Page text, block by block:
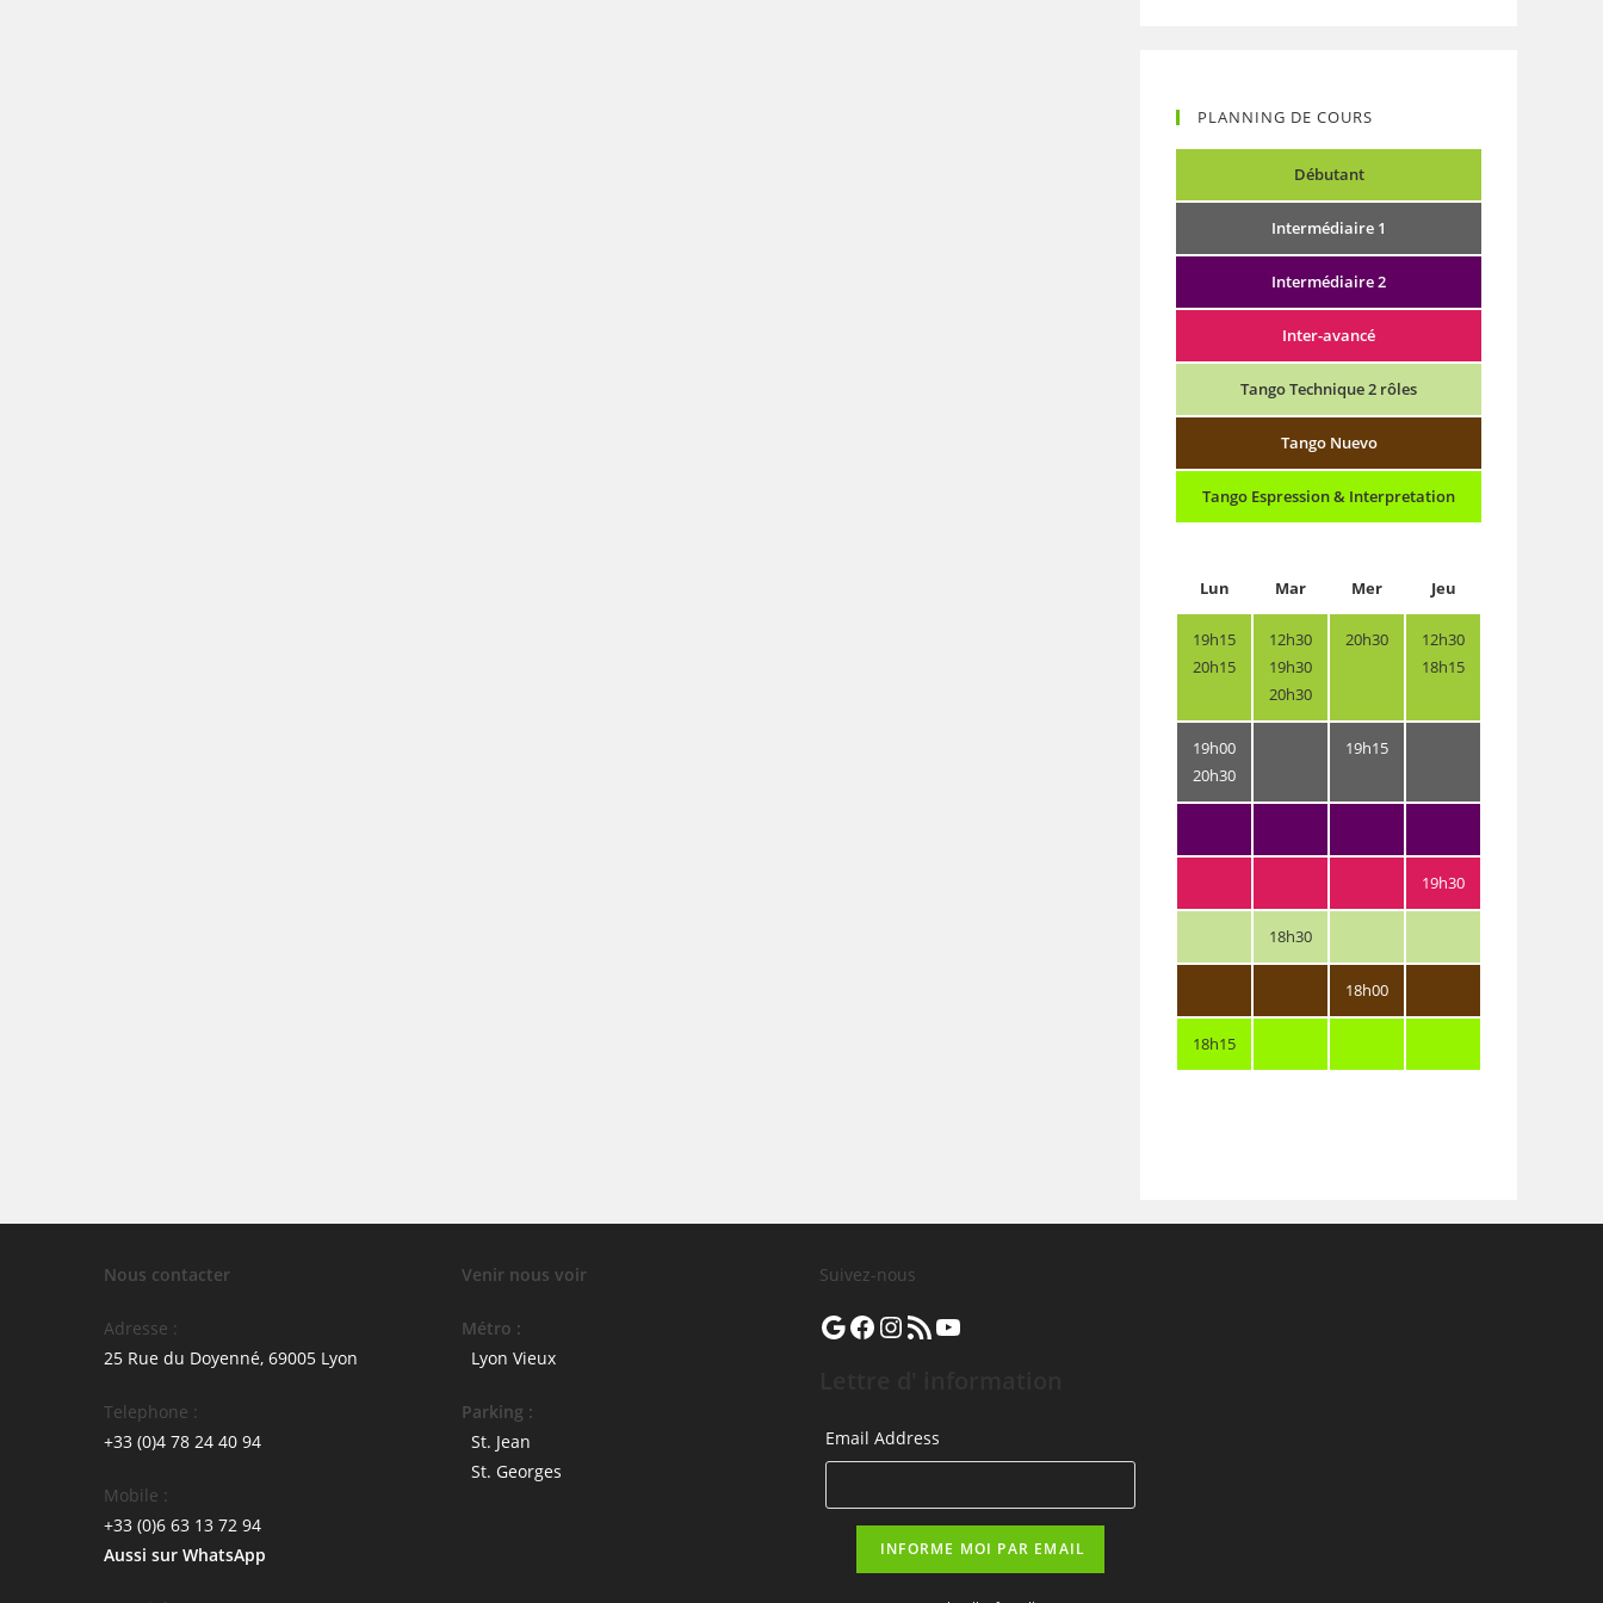
PLANNING DE COURS
Débutant
Intermédiaire 1
Intermédiaire 2
Inter-avancé
Tango Technique 2 rôles
Tango Nuevo
Tango Espression & Interpretation
Lun Mar Mer Jeu
19h15
20h15
12h30
19h30
20h30
20h30
12h30
18h15
19h00
20h30
19h15
19h30
18h30
18h00
18h15
Nous contacter
Adresse :
25 Rue du Doyenné, 69005 Lyon
Telephone :
+33 (0)4 78 24 40 94
Mobile :
+33 (0)6 63 13 72 94
Aussi sur WhatsApp
Venir nous voir
Métro :
Lyon Vieux
Parking :
St. Jean
St. Georges
Suivez-nous
GoogleFacebook
Instagram
Flux RSS YouTube
Email Address